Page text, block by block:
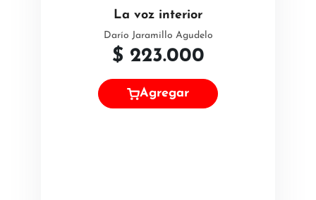
La voz interior
Darío Jaramillo Agudelo
$ 223.000
Agregar